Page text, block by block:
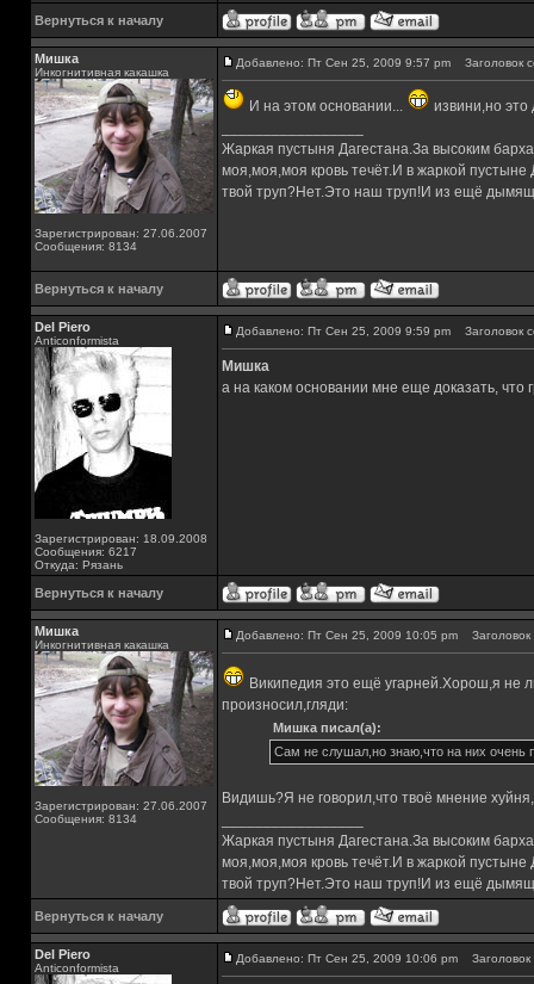
Вернуться к началу
Мишка
Инкогнитивная какашка
Зарегистрирован: 27.06.2007
Сообщения: 8134
Добавлено: Пт Сен 25, 2009 9:57 pm Заголовок
И на этом основании...
извини,но это
Жаркая пустыня Дагестана.За высоким
моя,моя,моя кровь течёт.И в жаркой
твой труп?Нет.Это наш труп!И из ещё
Вернуться к началу
Del Piero
Аnticonformista
Зарегистрирован: 18.09.2008
Сообщения: 6217
Откуда: Рязань
Добавлено: Пт Сен 25, 2009 9:59 pm Заголовок
Мишка
а на каком основании мне еще доказать,
Вернуться к началу
Мишка
Инкогнитивная какашка
Зарегистрирован: 27.06.2007
Сообщения: 8134
Добавлено: Пт Сен 25, 2009 10:05 pm
Википедия это ещё угарней.Хорош,я не
произносил,гляди:
Мишка писал(а):
Сам не слушал,но знаю,что на них очень
Видишь?Я не говорил,что твоё мнение
Жаркая пустыня Дагестана.За высоким
моя,моя,моя кровь течёт.И в жаркой
твой труп?Нет.Это наш труп!И из ещё
Вернуться к началу
Del Piero
Аnticonformista
Добавлено: Пт Сен 25, 2009 10:06 pm